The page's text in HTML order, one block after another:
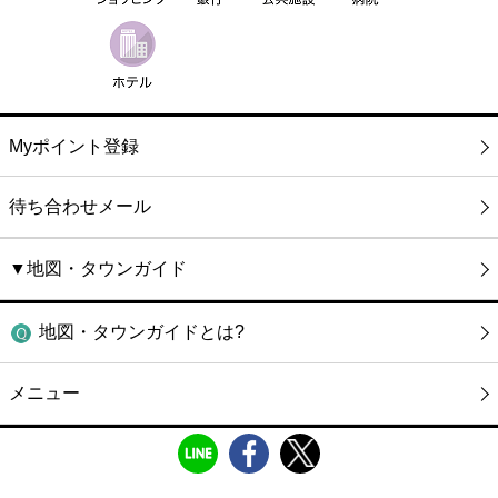
Myポイント登録
待ち合わせメール
▼地図・タウンガイド
地図・タウンガイドとは?
メニュー